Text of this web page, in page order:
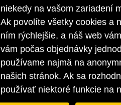
niekedy na vašom zariadení
Ak povolíte všetky cookies a
ním rýchlejšie, a náš web
vám počas objednávky
používame najmä na
našich stránok. Ak sa
používať niektoré funkcie na